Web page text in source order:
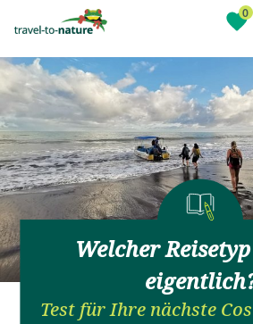
Welcher
Test für Ihre nächste